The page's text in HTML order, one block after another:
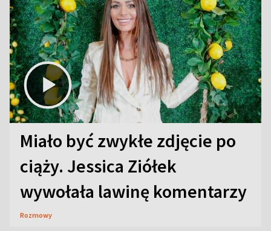
Miało być zwykłe zdjęcie po
ciąży. Jessica Ziółek
wywołała lawinę komentarzy
Rozmowy